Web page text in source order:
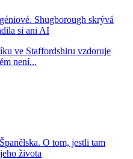
Shugborough skrývá
si ani AI
ve Staffordshiru vzdoruje
není...
O tom, jestli tam
života